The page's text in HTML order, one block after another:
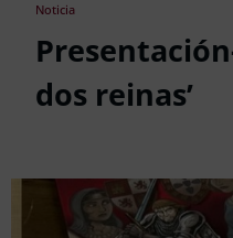
Noticia
dos reinas’